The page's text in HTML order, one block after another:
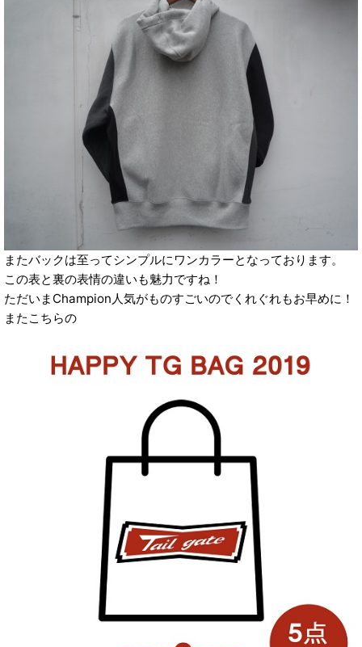
またバックは至ってシンプルにワンカラーとなっております。
この表と裏の表情の違いも魅力ですね！
ただいまChampion人気がものすごいのでくれぐれもお早めに！
またこちらの